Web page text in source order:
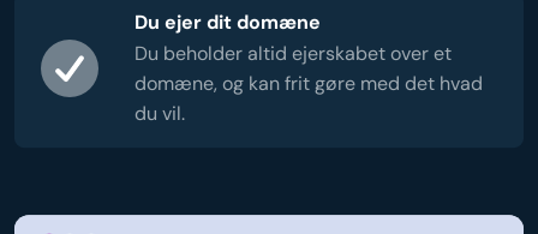
Du ejer dit domæne
Du beholder altid ejerskabet over et
domæne, og kan frit gøre med det hvad
du vil.